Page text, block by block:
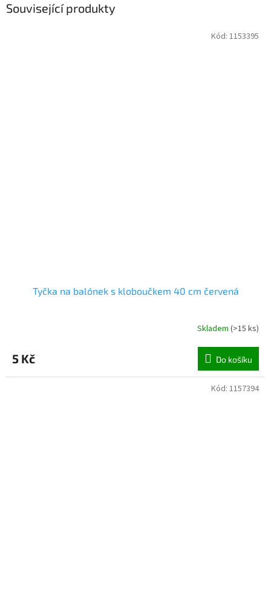
Související produkty
Tyčka na balónek s kloboučkem 40 cm červená
Skladem (>15 ks)
5 Kč Do košíku
Kód: 1153395
Kód: 1157394